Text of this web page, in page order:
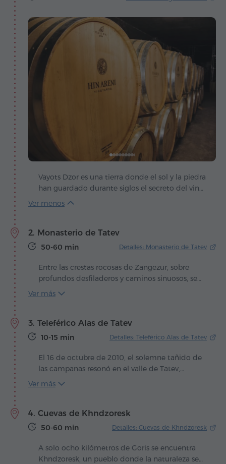
Vayots Dzor es una tierra donde el sol y la piedra
han guardado durante siglos el secreto del vino,
y el pueblo de Areni se convirtió en su antigua
más antiguo del mundo – testimonio de que la
vid y el hombre se unieron en esta tierra hace
parece llevar consigo la memoria de los siglos,
regalando uvas impregnadas con el aroma de la
2. Monasterio de Tatev
50-60 min Detalles: Monasterio de Tatev
Entre las crestas rocosas de Zangezur, sobre
profundos desfiladeros y caminos sinuosos, se
alza el monasterio de Tatev – una obra maestra
antiguo santuario pagano, se convirtió en el
corazón espiritual y político del principado de
precipicio, se funden con la masa pétrea de las
montañas, y su posición estratégica lo hacía
Ver más
3. Teleférico Alas de Tatev
10-15 min Detalles: Teleférico Alas de Tatev
El 16 de octubre de 2010, el solemne tañido de
las campanas resonó en el valle de Tatev,
anunciando no solo la restauración del
el teleférico "Alas de Tatev". Con 5.7 km de
longitud, esta conexión aérea une el pueblo de
récord Guinness como el teleférico reversible
más largo del mundo.
Ver más
4. Cuevas de Khndzoresk
50-60 min Detalles: Cuevas de Khndzoresk
A solo ocho kilómetros de Goris se encuentra
Khndzoresk, un pueblo donde la naturaleza se